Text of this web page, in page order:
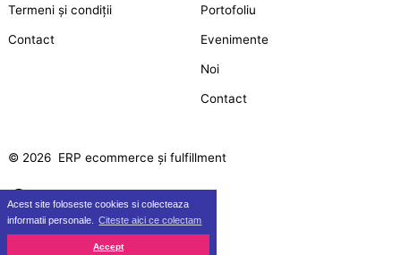
Acest site foloseste cookies si colecteaza
informatii personale.
Citeste aici ce colectam
Accept
Termeni și condiții
Contact
Portofoliu
Evenimente
Noi
Contact
© 2026 ERP ecommerce și fulfillment
Deschide
Facebook
Deschide